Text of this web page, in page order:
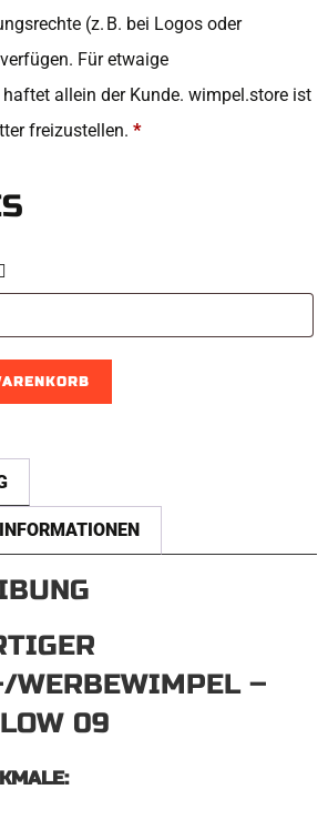
(z. B. bei Logos oder
Für etwaige
allein der Kunde. wimpel.store ist
freizustellen. *
WERBEWIMPEL –
09